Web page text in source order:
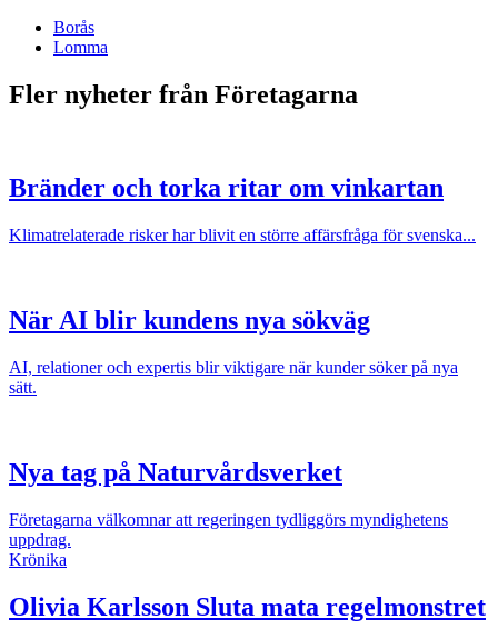
Borås
Lomma
Fler nyheter från Företagarna
Bränder och torka ritar om vinkartan
Klimatrelaterade risker har blivit en större affärsfråga för svenska...
När AI blir kundens nya sökväg
AI, relationer och expertis blir viktigare när kunder söker på nya
sätt.
Nya tag på Naturvårdsverket
Företagarna välkomnar att regeringen tydliggörs myndighetens
uppdrag.
Krönika
Olivia Karlsson Sluta mata regelmonstret